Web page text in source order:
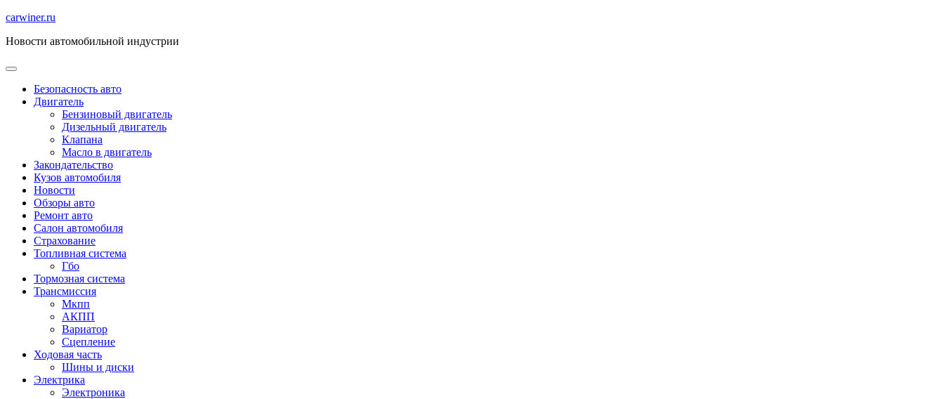
Перейти
содержимому
carwiner.ru
Новости автомобильной индустрии
Безопасность авто
Двигатель
Бензиновый двигатель
Дизельный двигатель
Клапана
Масло в двигатель
Закондательство
Кузов автомобиля
Новости
Обзоры авто
Ремонт авто
Салон автомобиля
Страхование
Топливная система
Гбо
Тормозная система
Трансмиссия
Мкпп
АКПП
Вариатор
Сцепление
Ходовая часть
Шины и диски
Электрика
Электроника